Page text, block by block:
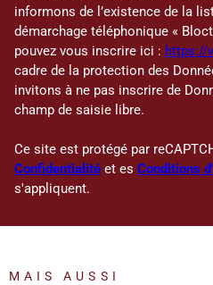
informons de l’existence de la
démarchage téléphonique «
pouvez vous inscrire ici : https://
cadre de la protection des
invitons à ne pas inscrire de
champ de saisie libre.
Ce site est protégé par
Confidentialité et es Conditions
s'appliquent.
MAIS AUSSI